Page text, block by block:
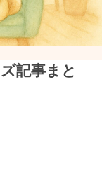
記事まと